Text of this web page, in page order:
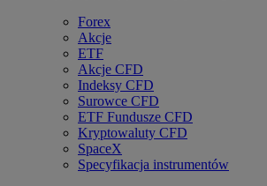
Forex
Akcje
ETF
Akcje CFD
Indeksy CFD
Surowce CFD
ETF Fundusze CFD
Kryptowaluty CFD
SpaceX
Specyfikacja instrumentów